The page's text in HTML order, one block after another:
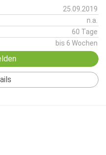
25.09.2019
n.a.
60 Tage
bis 6 Wochen